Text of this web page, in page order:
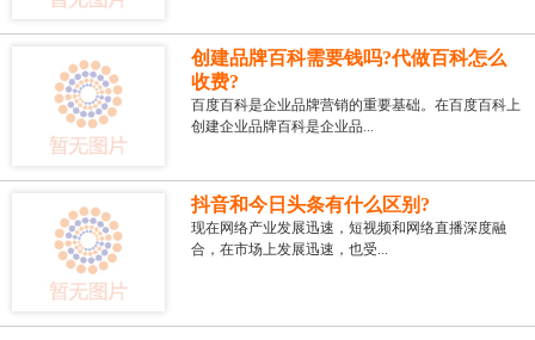
创建品牌百科需要钱吗?代做百科怎么
收费?
百度百科是企业品牌营销的重要基础。在百度百科上
创建企业品牌百科是企业品...
抖音和今日头条有什么区别?
现在网络产业发展迅速，短视频和网络直播深度融
合，在市场上发展迅速，也受...